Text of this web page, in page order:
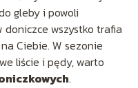
gleby i powoli
doniczce wszystko trafia
Ciebie. W sezonie
liście i pędy, warto
.